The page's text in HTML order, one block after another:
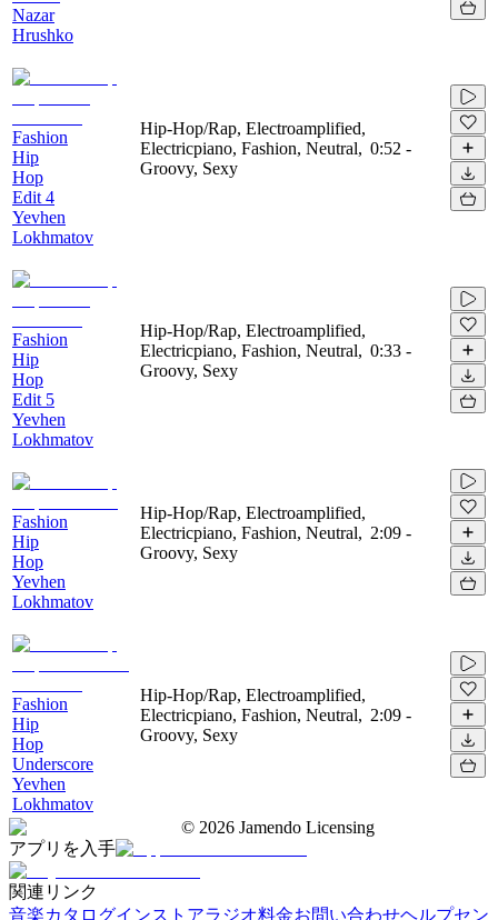
Nazar
Hrushko
Fashion
Hip
Hop
Edit 4
Yevhen
Lokhmatov
Hip-Hop/Rap, Electroamplified,
Electricpiano, Fashion, Neutral,
Groovy, Sexy
0:52 -
Fashion
Hip
Hop
Edit 5
Yevhen
Lokhmatov
Hip-Hop/Rap, Electroamplified,
Electricpiano, Fashion, Neutral,
Groovy, Sexy
0:33 -
Fashion
Hip
Hop
Yevhen
Lokhmatov
Hip-Hop/Rap, Electroamplified,
Electricpiano, Fashion, Neutral,
Groovy, Sexy
2:09 -
Fashion
Hip
Hop
Underscore
Yevhen
Lokhmatov
Hip-Hop/Rap, Electroamplified,
Electricpiano, Fashion, Neutral,
Groovy, Sexy
2:09 -
© 2026 Jamendo Licensing
アプリを入手
関連リンク
音楽カタログインストアラジオ料金お問い合わせヘルプセン